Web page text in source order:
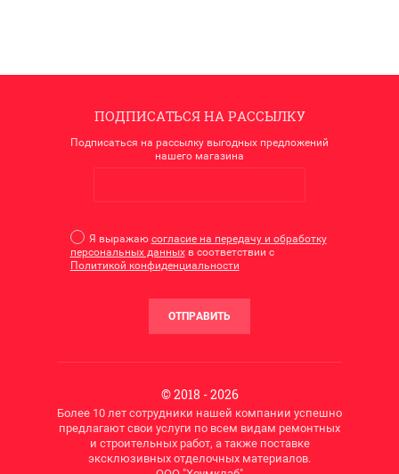
ПОДПИСАТЬСЯ НА РАССЫЛКУ
Подписаться на рассылку выгодных предложений
нашего магазина
Я выражаю согласие на передачу и обработку
персональных данныхв соответствии с
Политикой конфиденциальности
ОТПРАВИТЬ
© 2018 - 2026
Более 10 лет сотрудники нашей компании успешно
предлагают свои услуги по всем видам ремонтных
и строительных работ, а также поставке
эксклюзивных отделочных материалов.